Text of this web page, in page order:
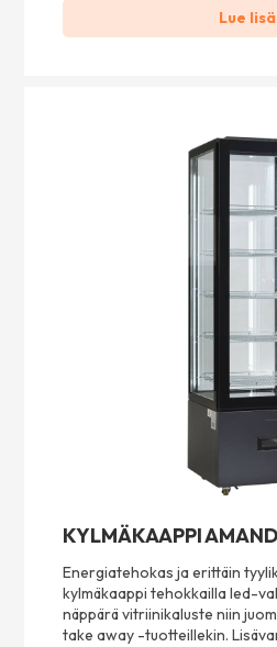
Lue
KYLMÄKAAPPI
Energiatehokas ja erittäin
kylmäkaappi tehokkailla led-
näppärä vitriinikaluste niin
take away -tuotteillekin.